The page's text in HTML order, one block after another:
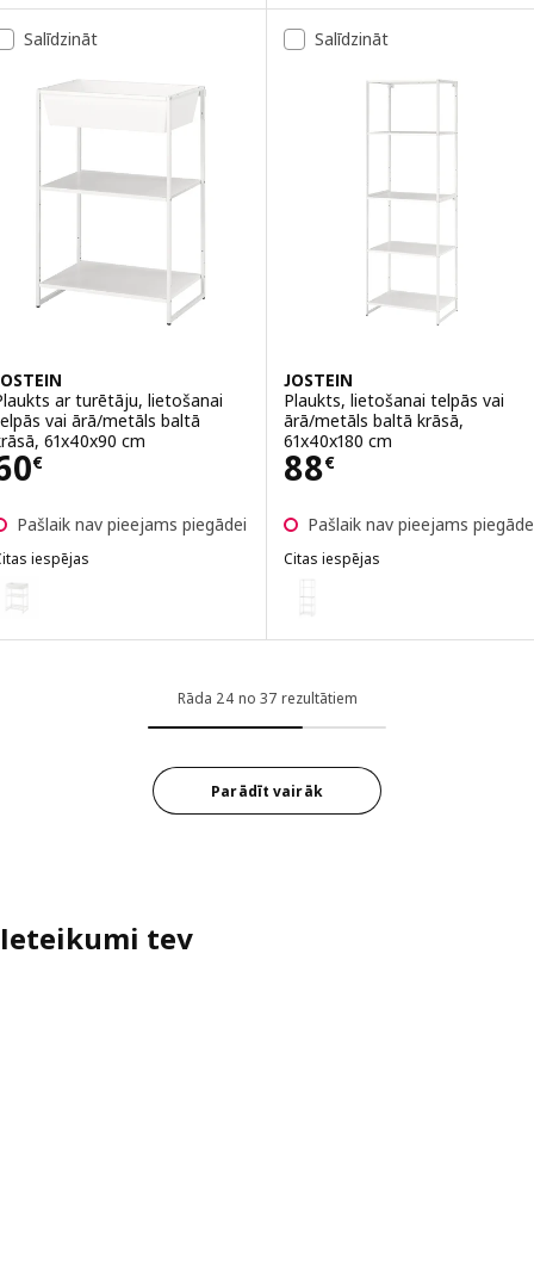
Salīdzināt
ar turētāju, lietošanai
vai ārā/metāls baltā
61x40x90 cm
€ 60€
Pašlaik nav pieejams piegādei
iespējas
JOSTEIN, Plaukts ar turētāju, lietošanai telpās vai ārā/
Salīdzināt
JOSTEIN
Plaukts, lietošanai telpās vai
ārā/metāls baltā krāsā,
61x40x180 cm
88€
Cena 88€
Pašlaik nav pieejams
Citas iespējas
JOSTEIN
Rāda 24 no 37 rezultātiem
Parādīt vairāk
Ieteikumi tev